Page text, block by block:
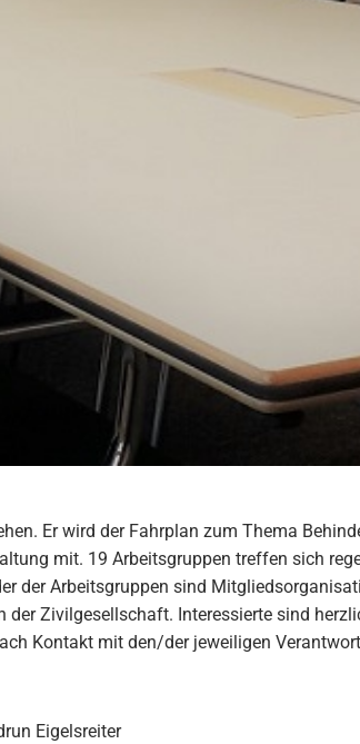
Er wird der Fahrplan zum Thema
mit. 19 Arbeitsgruppen treffen sich
der Arbeitsgruppen sind
Zivilgesellschaft. Interessierte sind
Kontakt mit den/der jeweiligen
Eigelsreiter